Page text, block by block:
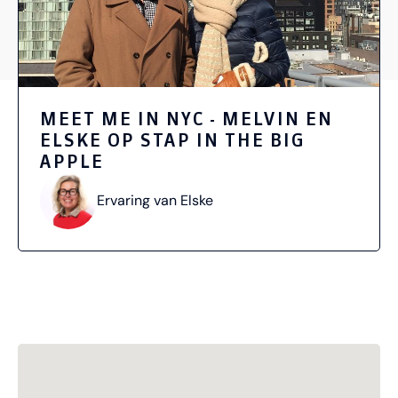
MEET ME IN NYC - MELVIN EN
ELSKE OP STAP IN THE BIG
APPLE
Ervaring van Elske